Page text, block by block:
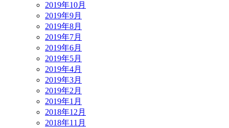
2019年10月
2019年9月
2019年8月
2019年7月
2019年6月
2019年5月
2019年4月
2019年3月
2019年2月
2019年1月
2018年12月
2018年11月